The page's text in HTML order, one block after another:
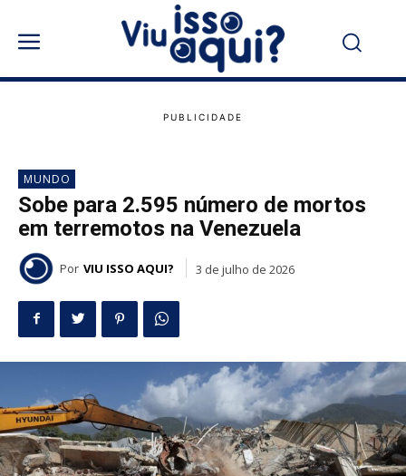
MUNDO
Sobe para 2.595 número de mortos
em terremotos na Venezuela
Por VIU ISSO AQUI? 3 de julho de 2026